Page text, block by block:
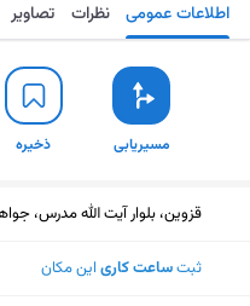
مسیریابی ذخیره اطلاعات عمومی نظرات تصاویر
مسیریابی ذخیره
قزوین، بلوار آیت الله مدرس،
ثبتساعت کاری این مکان